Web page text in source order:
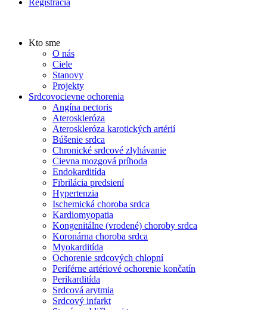
Kto sme
O nás
Ciele
Stanovy
Projekty
Srdcovocievne ochorenia
Angína pectoris
Ateroskleróza
Ateroskleróza karotických artérií
Búšenie srdca
Chronické srdcové zlyhávanie
Cievna mozgová príhoda
Endokarditída
Fibrilácia predsiení
Hypertenzia
Ischemická choroba srdca
Kardiomyopatia
Kongenitálne (vrodené) choroby srdca
Koronárna choroba srdca
Myokarditída
Ochorenie srdcových chlopní
Periférne artériové ochorenie končatín
Perikarditída
Srdcová arytmia
Srdcový infarkt